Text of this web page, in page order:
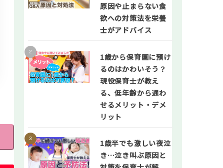
原因や止まらない食
欲への対策法を栄養
士がアドバイス
1歳から保育園に預け
るのはかわいそう？
現役保育士が教え
る、低年齢から通わ
せるメリット・デメ
リット
1歳半でも激しい夜泣
き…泣き叫ぶ原因と